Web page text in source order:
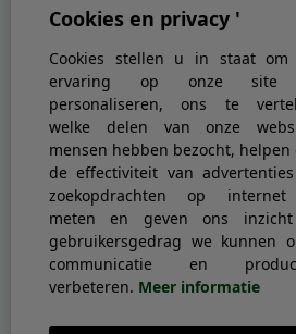
Vink het vakje aan om contact met ons op
dat uw informatie wordt gebruikt volgens
automatisch toegevoegd aan onze
afmelden *
MENU
Begin
Cookies en privacy '
Cookies stellen u in staat om
ervaring op onze site
personaliseren, ons te
welke delen van onze
mensen hebben bezocht, helpen
de effectiviteit van
zoekopdrachten op
meten en geven ons
gebruikersgedrag we kunnen
communicatie en
verbeteren. Meer informatie